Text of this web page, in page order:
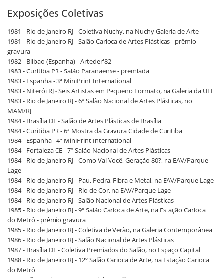
Exposições Coletivas
1981 - Rio de Janeiro RJ - Coletiva Nuchy, na Nuchy Galeria de Arte
1981 - Rio de Janeiro RJ - Salão Carioca de Artes Plásticas - prêmio
gravura
1982 - Bilbao (Espanha) - Arteder'82
1983 - Curitiba PR - Salão Paranaense - premiada
1983 - Espanha - 3ª MiniPrint International
1983 - Niterói RJ - Seis Artistas em Pequeno Formato, na Galeria da UFF
1983 - Rio de Janeiro RJ - 6º Salão Nacional de Artes Plásticas, no
MAM/RJ
1984 - Brasília DF - Salão de Artes Plásticas de Brasília
1984 - Curitiba PR - 6ª Mostra da Gravura Cidade de Curitiba
1984 - Espanha - 4ª MiniPrint International
1984 - Fortaleza CE - 7º Salão Nacional de Artes Plásticas
1984 - Rio de Janeiro RJ - Como Vai Você, Geração 80?, na EAV/Parque
Lage
1984 - Rio de Janeiro RJ - Pau, Pedra, Fibra e Metal, na EAV/Parque Lage
1984 - Rio de Janeiro RJ - Rio de Cor, na EAV/Parque Lage
1984 - Rio de Janeiro RJ - Salão Nacional de Artes Plásticas
1985 - Rio de Janeiro RJ - 9º Salão Carioca de Arte, na Estação Carioca
do Metrô - prêmio gravura
1985 - Rio de Janeiro RJ - Coletiva de Verão, na Galeria Contemporânea
1986 - Rio de Janeiro RJ - Salão Nacional de Artes Plásticas
1987 - Brasília DF - Coletiva Premiados do Salão, no Espaço Capital
1988 - Rio de Janeiro RJ - 12º Salão Carioca de Arte, na Estação Carioca
do Metrô